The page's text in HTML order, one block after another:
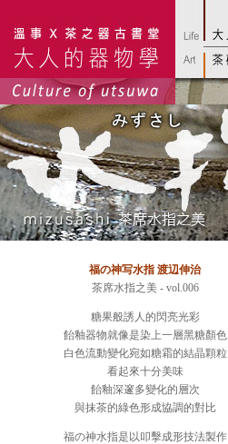
福の神写水指 渡辺伸治
茶席水指之美 - vol.006
糖果般誘人的閃亮光彩
飴釉器物就像是染上一層黑糖顏色
白色流動變化宛如糖霜的結晶顆粒
看起來十分美味
飴釉深邃多變化的層次
與抹茶的綠色形成協調的對比
福の神水指是以叩擊成形技法製作